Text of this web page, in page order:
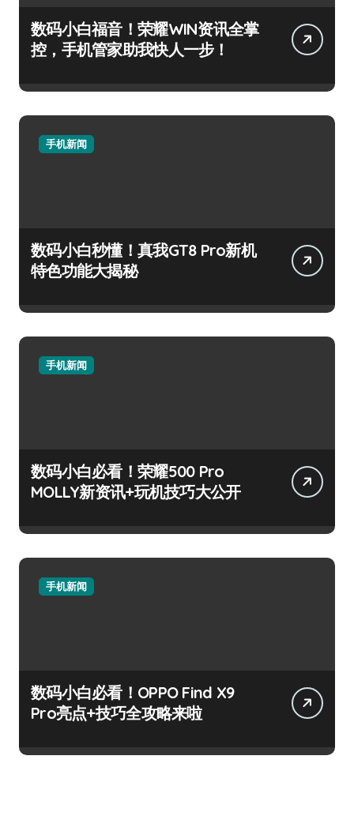
数码小白福音！荣耀WIN资讯全掌
控，手机管家助我快人一步！
手机新闻
数码小白秒懂！真我GT8 Pro新机
特色功能大揭秘
手机新闻
数码小白必看！荣耀500 Pro
MOLLY新资讯+玩机技巧大公开
手机新闻
数码小白必看！OPPO Find X9
Pro亮点+技巧全攻略来啦